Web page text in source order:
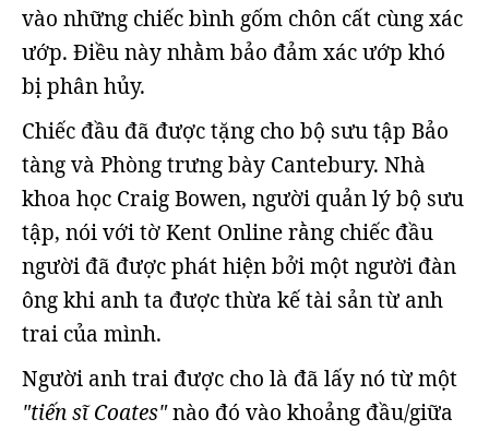
vào những chiếc bình gốm chôn cất cùng xác
ướp. Điều này nhằm bảo đảm xác ướp khó
bị phân hủy.
Chiếc đầu đã được tặng cho bộ sưu tập Bảo
tàng và Phòng trưng bày Cantebury. Nhà
khoa học Craig Bowen, người quản lý bộ sưu
tập, nói với tờ Kent Online rằng chiếc đầu
người đã được phát hiện bởi một người đàn
ông khi anh ta được thừa kế tài sản từ anh
trai của mình.
Người anh trai được cho là đã lấy nó từ một
"tiến sĩ Coates"nào đó vào khoảng đầu/giữa